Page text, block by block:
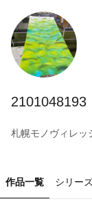
2101048193
札幌モノヴィレッ
作品一覧 シリー